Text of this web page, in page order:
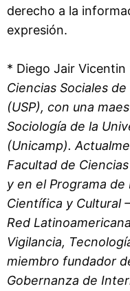
derecho a la
expresión.
* Diego Jair Vicentin
Ciencias Sociales
(USP), con una
Sociología de la
(Unicamp).
Facultad de
y en el Programa
Científica y Cultural
Red
Vigilancia,
miembro fundador
Gobernanza de